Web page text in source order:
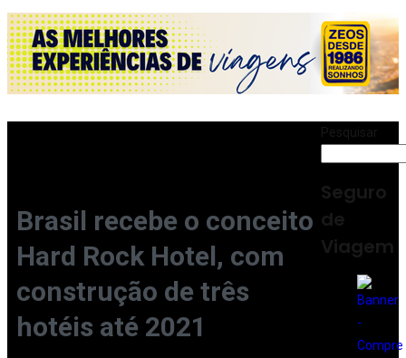
Brasil recebe o conceito
Hard Rock Hotel, com
construção de três
hotéis até 2021
Pesquisar
Seguro
de
Viagem